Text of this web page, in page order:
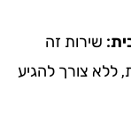
זה
צורך להגיע